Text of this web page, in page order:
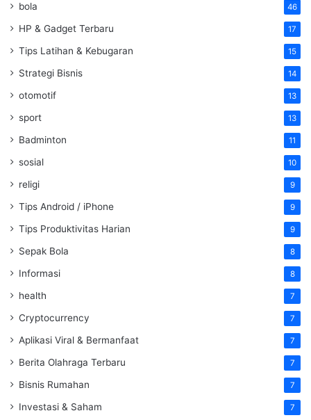
bola 46
HP & Gadget Terbaru 17
Tips Latihan & Kebugaran 15
Strategi Bisnis 14
otomotif 13
sport 13
Badminton 11
sosial 10
religi 9
Tips Android / iPhone 9
Tips Produktivitas Harian 9
Sepak Bola 8
Informasi 8
health 7
Cryptocurrency 7
Aplikasi Viral & Bermanfaat 7
Berita Olahraga Terbaru 7
Bisnis Rumahan 7
Investasi & Saham 7